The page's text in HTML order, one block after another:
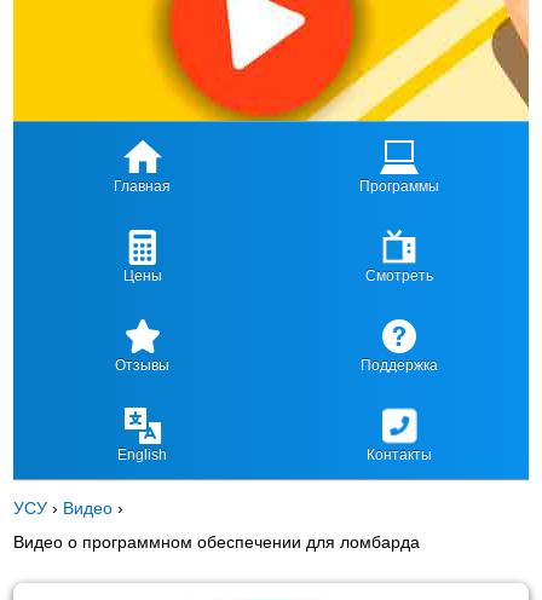
Главная Программы
Цены Смотреть
Отзывы Поддержка
English Контакты
УСУ › Видео ›
Видео о программном обеспечении для ломбарда